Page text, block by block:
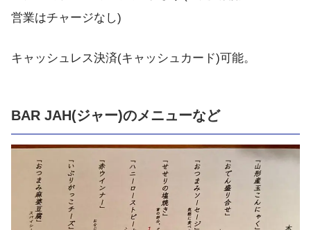
営業はチャージなし)
キャッシュレス決済(キャッシュカード)可能。
BAR JAH(ジャー)のメニューなど